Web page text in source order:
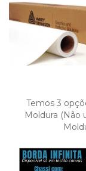
Temos 3
Moldura (Não